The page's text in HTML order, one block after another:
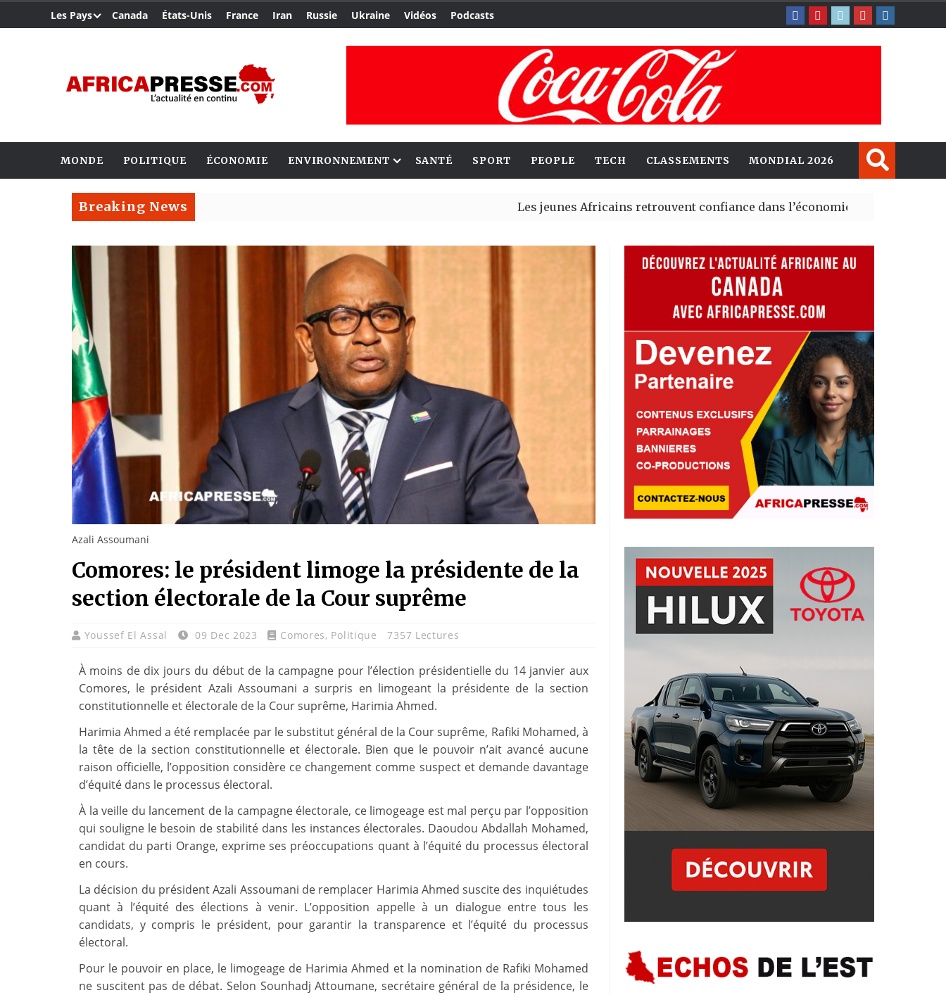
Les Pays Canada États-Unis France Iran Russie Ukraine Vidéos Podcasts
MONDE POLITIQUE ÉCONOMIE ENVIRONNEMENT SANTÉ SPORT PEOPLE TECH CLASSEMENTS MONDIAL 2026
Breaking News Les jeunes Africains retrouvent confiance dans l’économie, mais trois grands
Azali Assoumani
Comores: le président limoge la présidente de la
section électorale de la Cour suprême
Youssef El Assal 09 Dec 2023 Comores, Politique 7357 Lectures
À moins de dix jours du début de la campagne pour l’élection présidentielle du 14 janvier aux
Comores, le président Azali Assoumani a surpris en limogeant la présidente de la section
constitutionnelle et électorale de la Cour suprême, Harimia Ahmed.
Harimia Ahmed a été remplacée par le substitut général de la Cour suprême, Rafiki Mohamed, à
la tête de la section constitutionnelle et électorale. Bien que le pouvoir n’ait avancé aucune
raison officielle, l’opposition considère ce changement comme suspect et demande davantage
d’équité dans le processus électoral.
À la veille du lancement de la campagne électorale, ce limogeage est mal perçu par l’opposition
qui souligne le besoin de stabilité dans les instances électorales. Daoudou Abdallah Mohamed,
candidat du parti Orange, exprime ses préoccupations quant à l’équité du processus électoral
en cours.
La décision du président Azali Assoumani de remplacer Harimia Ahmed suscite des inquiétudes
quant à l’équité des élections à venir. L’opposition appelle à un dialogue entre tous les
candidats, y compris le président, pour garantir la transparence et l’équité du processus
électoral.
Pour le pouvoir en place, le limogeage de Harimia Ahmed et la nomination de Rafiki Mohamed
ne suscitent pas de débat. Selon Sounhadj Attoumane, secrétaire général de la présidence, le